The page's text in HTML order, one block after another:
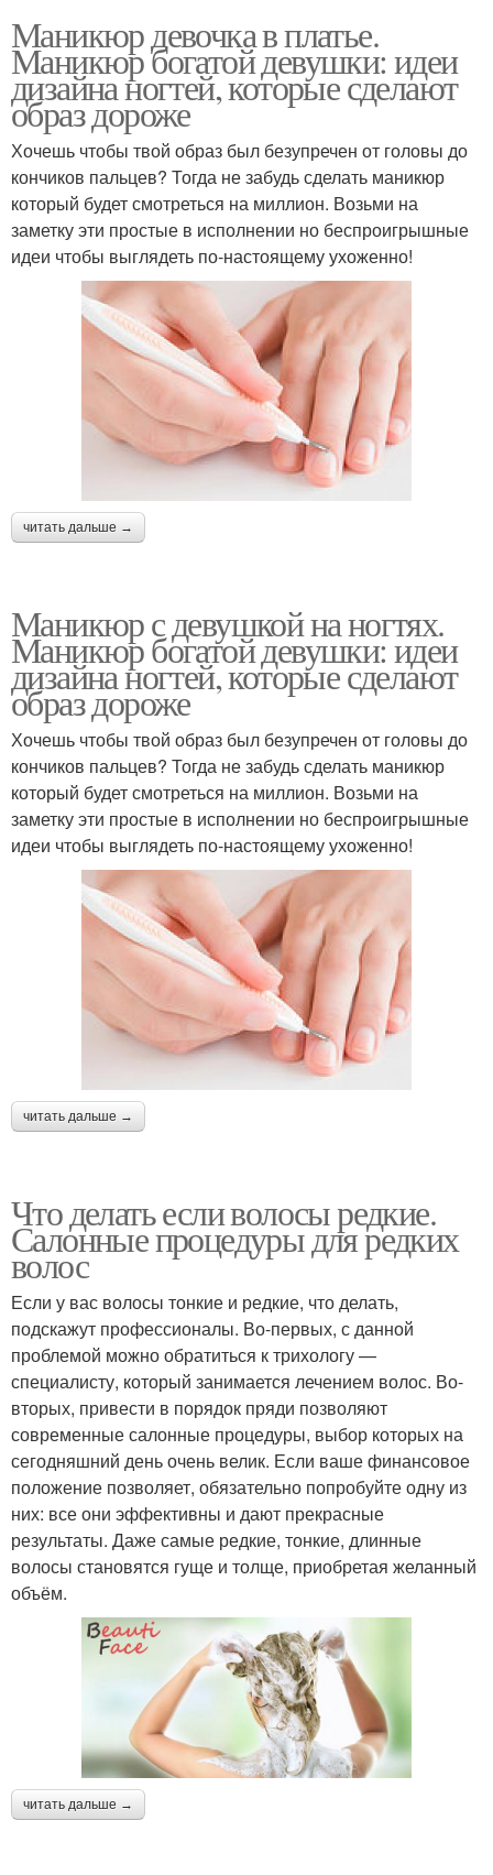
Маникюр девочка в платье.
Маникюр богатой девушки: идеи
дизайна ногтей, которые сделают
образ дороже
Хочешь чтобы твой образ был безупречен от головы до
кончиков пальцев? Тогда не забудь сделать маникюр
который будет смотреться на миллион. Возьми на
заметку эти простые в исполнении но беспроигрышные
идеи чтобы выглядеть по‑настоящему ухоженно!
читать дальше →
Маникюр с девушкой на ногтях.
Маникюр богатой девушки: идеи
дизайна ногтей, которые сделают
образ дороже
Хочешь чтобы твой образ был безупречен от головы до
кончиков пальцев? Тогда не забудь сделать маникюр
который будет смотреться на миллион. Возьми на
заметку эти простые в исполнении но беспроигрышные
идеи чтобы выглядеть по‑настоящему ухоженно!
читать дальше →
Что делать если волосы редкие.
Салонные процедуры для редких
волос
Если у вас волосы тонкие и редкие, что делать,
подскажут профессионалы. Во-первых, с данной
проблемой можно обратиться к трихологу —
специалисту, который занимается лечением волос. Во-
вторых, привести в порядок пряди позволяют
современные салонные процедуры, выбор которых на
сегодняшний день очень велик. Если ваше финансовое
положение позволяет, обязательно попробуйте одну из
них: все они эффективны и дают прекрасные
результаты. Даже самые редкие, тонкие, длинные
волосы становятся гуще и толще, приобретая желанный
объём.
читать дальше →